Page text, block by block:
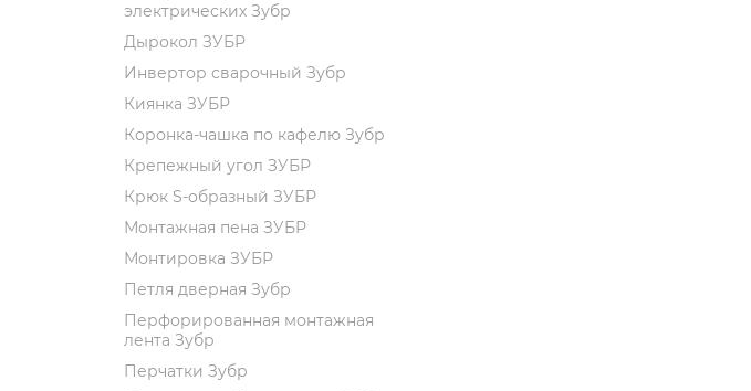
электрических Зубр
Дырокол ЗУБР
Инвертор сварочный Зубр
Киянка ЗУБР
Коронка-чашка по кафелю Зубр
Крепежный угол ЗУБР
Крюк S-образный ЗУБР
Монтажная пена ЗУБР
Монтировка ЗУБР
Петля дверная Зубр
Перфорированная монтажная
лента Зубр
Перчатки Зубр